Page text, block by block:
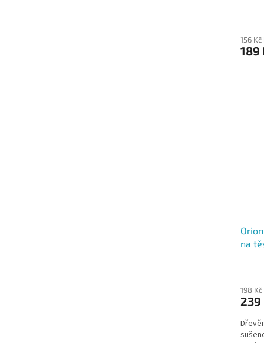
156
189
na
198
239